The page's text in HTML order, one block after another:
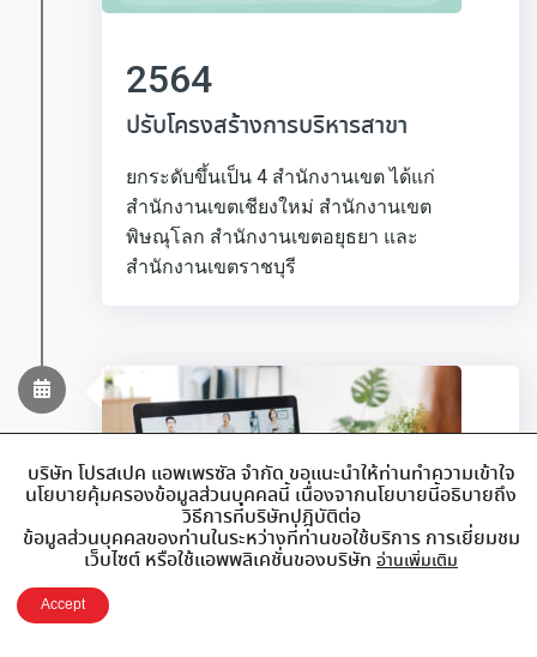
2564
ปรับโครงสร้างการบริหารสาขา
ยกระดับขึ้นเป็น 4 สำนักงานเขต ได้แก่
สำนักงานเขตเชียงใหม่ สำนักงานเขต
พิษณุโลก สำนักงานเขตอยุธยา และ
สำนักงานเขตราชบุรี
บริษัท โปรสเปค แอพเพรซัล จำกัด ขอแนะนำให้ท่านทำความเข้าใจ
นโยบายคุ้มครองข้อมูลส่วนบุคคลนี้ เนื่องจากนโยบายนี้อธิบายถึง
วิธีการที่บริษัทปฎิบัติต่อ
ข้อมูลส่วนบุคคลของท่านในระหว่างที่ท่านขอใช้บริการ การเยี่ยมชม
เว็บไซต์ หรือใช้แอพพลิเคชั่นของบริษัท อ่านเพิ่มเติม
Accept